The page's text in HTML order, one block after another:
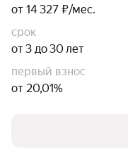
от 14 327 ₽/мес.
срок
от 3 до 30 лет
первый взнос
от 20,01%